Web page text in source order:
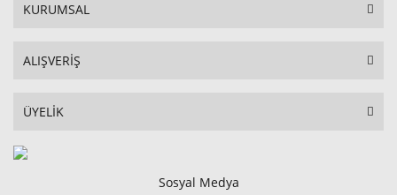
KURUMSAL
ALIŞVERİŞ
ÜYELİK
Sosyal Medya